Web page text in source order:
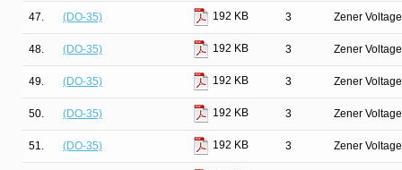
47. (DO-35) 192 KB 3 Zener
48. (DO-35) 192 KB 3 Zener
49. (DO-35) 192 KB 3 Zener
50. (DO-35) 192 KB 3 Zener
51. (DO-35) 192 KB 3 Zener